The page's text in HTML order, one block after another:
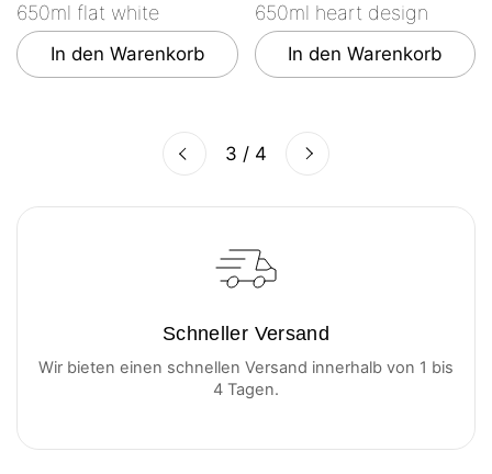
650ml flat white
In den Warenkorb
650ml heart design
In den Warenkorb
Zurück 3 / 4 Weiter
Schneller Versand
Wir bieten einen schnellen Versand innerhalb von 1 bis
4 Tagen.